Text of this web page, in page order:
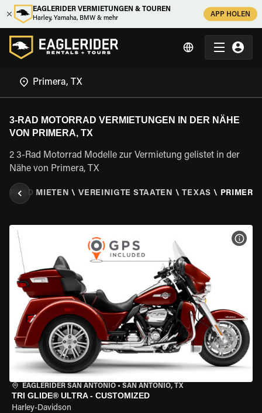
EAGLERIDER VERMIETUNGEN & TOUREN
Harley, Yamaha, BMW & mehr
APP HOLEN
3-RAD MOTORRAD VERMIETUNGEN IN DER NÄHE
VON PRIMERA, TX
2 3-Rad Motorrad Modelle zur Vermietung gelistet in der
Nähe von Primera, TX
MIETEN \ VEREINIGTE STAATEN \ TEXAS \
EAGLERIDER SAN ANTONIO • SAN ANTONIO, TX
TRI GLIDE® ULTRA - CUSTOMIZED
Harley-Davidson